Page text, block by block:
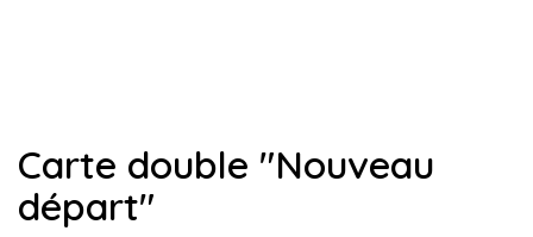
Carte double "Nouveau
départ"